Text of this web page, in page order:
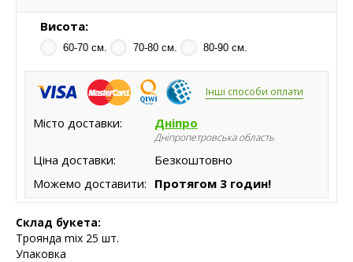
Висота:
60-70 см. 70-80 см. 80-90 см.
Інші способи оплати
Місто доставки: Дніпро
Дніпропетровська область
Ціна доставки:
Безкоштовно
Можемо доставити: Протягом 3 годин!
Склад букета:
Троянда mix 25 шт.
Упаковка